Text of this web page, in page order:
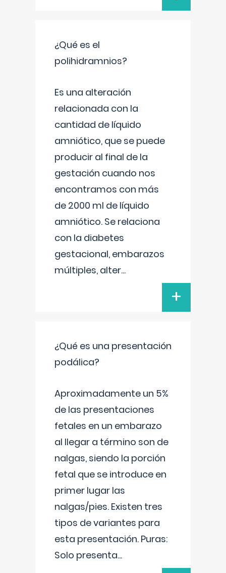
¿Qué es el
polihidramnios?
Es una alteración
relacionada con la
cantidad de líquido
amniótico, que se puede
producir al final de la
gestación cuando nos
encontramos con más
de 2000 ml de líquido
amniótico. Se relaciona
con la diabetes
gestacional, embarazos
múltiples, alter...
+
¿Qué es una presentación
podálica?
Aproximadamente un 5%
de las presentaciones
fetales en un embarazo
al llegar a término son de
nalgas, siendo la porción
fetal que se introduce en
primer lugar las
nalgas/pies. Existen tres
tipos de variantes para
esta presentación. Puras:
Solo presenta...